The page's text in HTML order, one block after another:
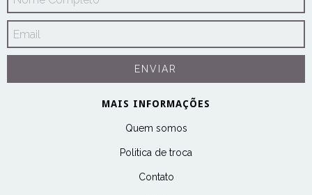
MAIS INFORMAÇÕES
Quem somos
Politica de troca
Contato